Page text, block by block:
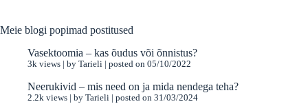
Meie blogi popimad postitused
Vasektoomia – kas õudus või õnnistus?
3k views by Tarieli posted on 05/10/2022
Neerukivid – mis need on ja mida nendega teha?
2.2k views by Tarieli posted on 31/03/2024